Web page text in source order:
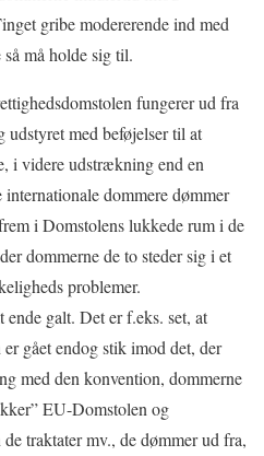
gribe modererende ind med
må holde sig til.
fungerer ud fra
udstyret med beføjelser til at
i videre udstrækning end en
internationale dommere dømmer
i Domstolens lukkede rum i de
dommerne de to steder sig i et
problemer.
galt. Det er f.eks. set, at
gået endog stik imod det, der
med den konvention, dommerne
EU-Domstolen og
traktater mv., de dømmer ud fra,